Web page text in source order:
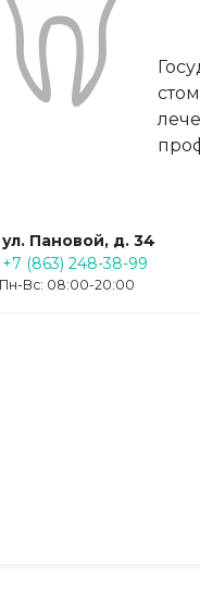
ул. Пановой, д. 34
+7 (863) 248-38-99
Вс: 08:00-20:00